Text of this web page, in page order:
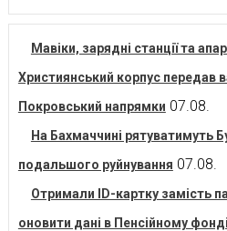
Мавіки, зарядні станції та
Християнський корпус передав
Покровський напрямки 07.08.
На Бахмаччині рятуватимуть
подальшого руйнування 07.08.
Отримали ID-картку замість
оновити дані в Пенсійному